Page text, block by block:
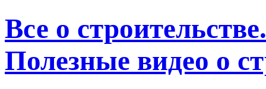
Все о
Полезные видео о